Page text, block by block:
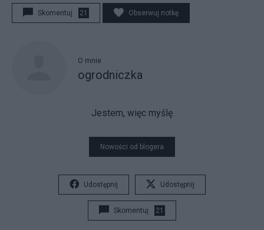
Skomentuj 21 Obserwuj notkę
O mnie
ogrodniczka
Jestem, więc myślę
Nowości od blogera
Udostępnij Udostępnij
Skomentuj 21